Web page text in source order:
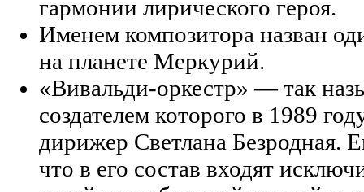
гармонии лирического героя.
Именем композитора назван
на планете Меркурий.
«Вивальди-оркестр» — так
создателем которого в 1989
дирижер Светлана Безродная.
что в его состав входят